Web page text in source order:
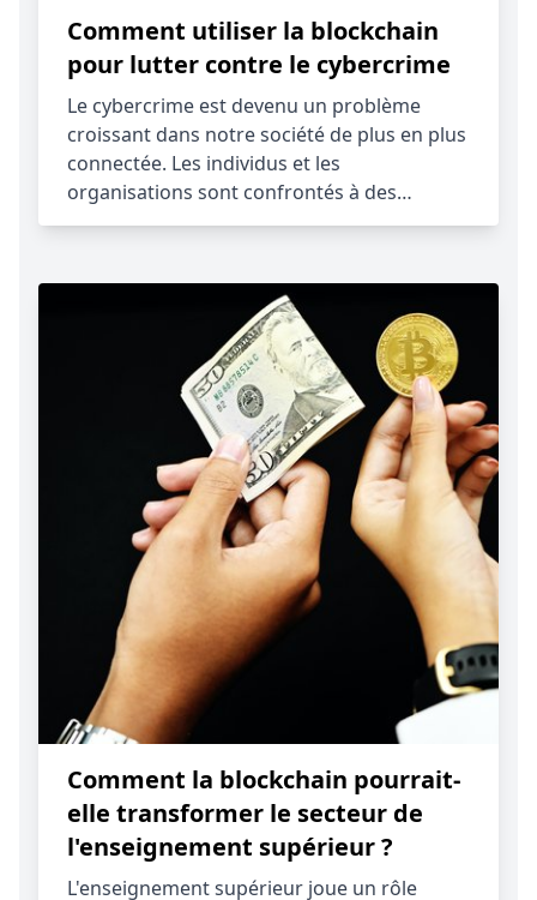
Comment utiliser la blockchain
pour lutter contre le cybercrime
Le cybercrime est devenu un problème
croissant dans notre société de plus en plus
connectée. Les individus et les
organisations sont confrontés à des…
Comment la blockchain pourrait-
elle transformer le secteur de
l'enseignement supérieur ?
L'enseignement supérieur joue un rôle